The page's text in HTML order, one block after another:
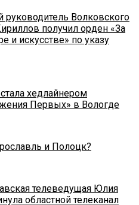
Волковского
получил орден «За
и искусстве» по указу
хедлайнером
Первых» в Вологде
и Полоцк?
телеведущая Юлия
областной телеканал